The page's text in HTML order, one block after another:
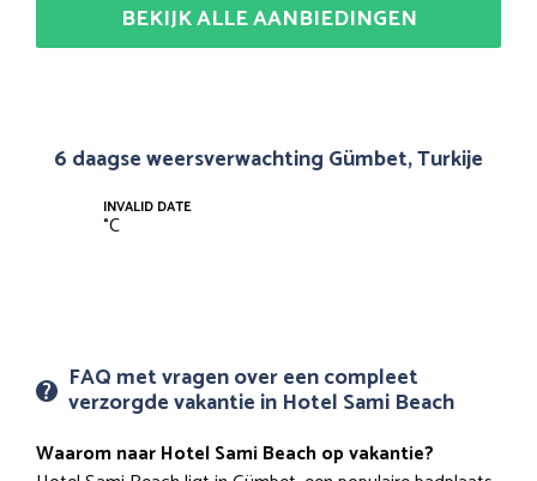
BEKIJK ALLE AANBIEDINGEN
6 daagse weersverwachting Gümbet, Turkije
INVALID DATE
°C
FAQ met vragen over een compleet
verzorgde vakantie in Hotel Sami Beach
Waarom naar Hotel Sami Beach op vakantie?